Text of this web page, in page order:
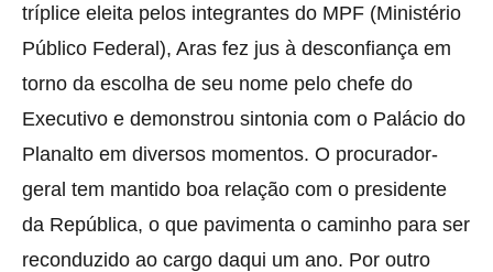
tríplice eleita pelos integrantes do MPF (Ministério
Público Federal), Aras fez jus à desconfiança em
torno da escolha de seu nome pelo chefe do
Executivo e demonstrou sintonia com o Palácio do
Planalto em diversos momentos. O procurador-
geral tem mantido boa relação com o presidente
da República, o que pavimenta o caminho para ser
reconduzido ao cargo daqui um ano. Por outro